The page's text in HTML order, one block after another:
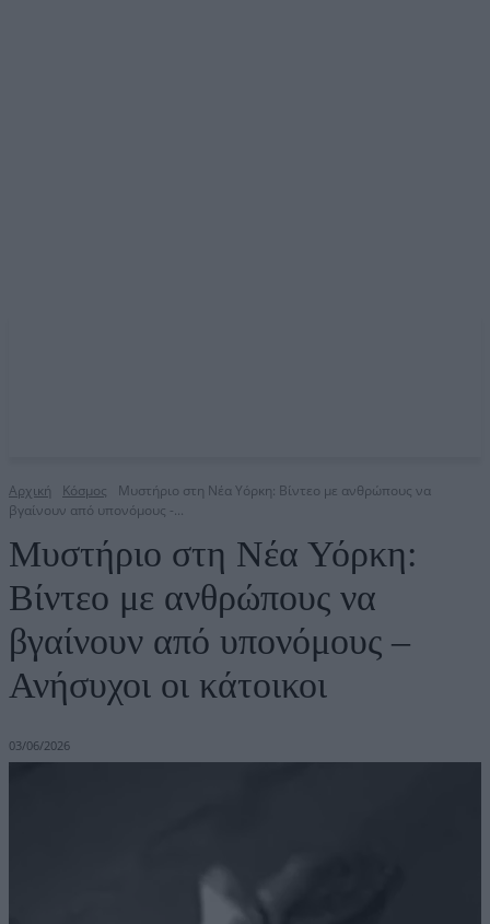
Αρχική Κόσμος
Μυστήριο στη Νέα Υόρκη: Βίντεο με ανθρώπους να
βγαίνουν από υπονόμους -...
Μυστήριο στη Νέα Υόρκη:
Βίντεο με ανθρώπους να
βγαίνουν από υπονόμους –
Ανήσυχοι οι κάτοικοι
03/06/2026